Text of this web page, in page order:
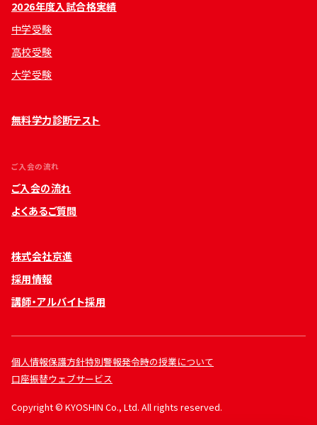
2026年度入試合格実績
中学受験
高校受験
大学受験
無料学力診断テスト
ご入会の流れ
ご入会の流れ
よくあるご質問
株式会社京進
採用情報
講師・アルバイト採用
個人情報保護方針特別警報発令時の授業について
口座振替ウェブサービス
Copyright © KYOSHIN Co., Ltd. All rights reserved.